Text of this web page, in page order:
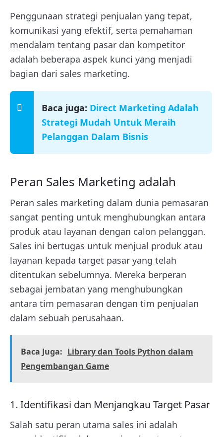
Penggunaan strategi penjualan yang tepat,
komunikasi yang efektif, serta pemahaman
mendalam tentang pasar dan kompetitor
adalah beberapa aspek kunci yang menjadi
bagian dari sales marketing.
Baca juga: Direct Marketing Adalah
Strategi Mudah Untuk Meraih
Pelanggan Dalam Bisnis
Peran Sales Marketing adalah
Peran sales marketing dalam dunia pemasaran
sangat penting untuk menghubungkan antara
produk atau layanan dengan calon pelanggan.
Sales ini bertugas untuk menjual produk atau
layanan kepada target pasar yang telah
ditentukan sebelumnya. Mereka berperan
sebagai jembatan yang menghubungkan
antara tim pemasaran dengan tim penjualan
dalam sebuah perusahaan.
Baca Juga: Library dan Tools Python dalam
Pengembangan Game
1. Identifikasi dan Menjangkau Target Pasar
Salah satu peran utama sales ini adalah